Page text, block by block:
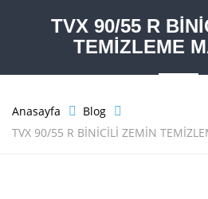
TVX 90/55 R
TEMİZLEME
Anasayfa
Blog
TVX 90/55 R BİNİCİLİ ZEMİN